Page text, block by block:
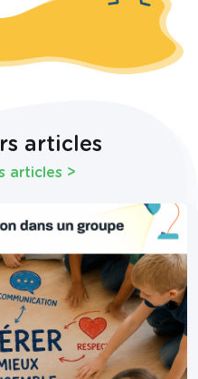
articles
articles >